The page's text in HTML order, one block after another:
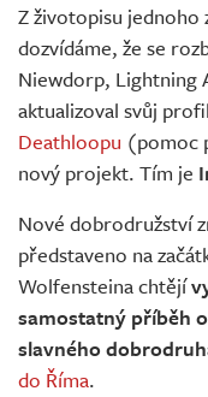
Živě
Z životopisu jednoho
dozvídáme, že se
Niewdorp, Lightning
aktualizoval svůj
Deathloopu (pomoc
nový projekt. Tím je
Nové dobrodružství
představeno na
Wolfensteina chtějí
samostatný příběh
slavného
do Říma.